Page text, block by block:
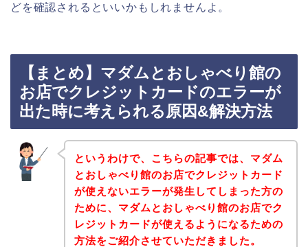
どを確認されるといいかもしれませんよ。
【まとめ】マダムとおしゃべり館の
お店でクレジットカードのエラーが
出た時に考えられる原因&解決方法
というわけで、こちらの記事では、マダム
とおしゃべり館のお店でクレジットカード
が使えないエラーが発生してしまった方の
ために、マダムとおしゃべり館のお店でク
レジットカードが使えるようになるための
方法をご紹介させていただきました。